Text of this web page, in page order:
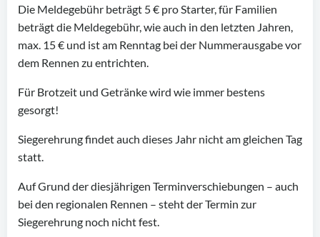
Die Meldegebühr beträgt 5 € pro Starter, für Familien
beträgt die Meldegebühr, wie auch in den letzten Jahren,
max. 15 € und ist am Renntag bei der Nummerausgabe vor
dem Rennen zu entrichten.
Für Brotzeit und Getränke wird wie immer bestens
gesorgt!
Siegerehrung findet auch dieses Jahr nicht am gleichen Tag
statt.
Auf Grund der diesjährigen Terminverschiebungen – auch
bei den regionalen Rennen – steht der Termin zur
Siegerehrung noch nicht fest.